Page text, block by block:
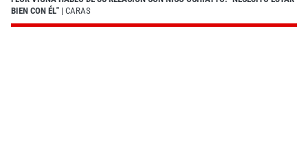
BIEN CON ÉL" | CARAS